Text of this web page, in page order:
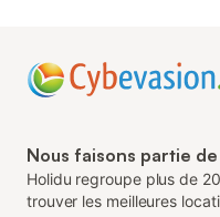
Nous faisons partie
Holidu regroupe plus de
trouver les meilleures